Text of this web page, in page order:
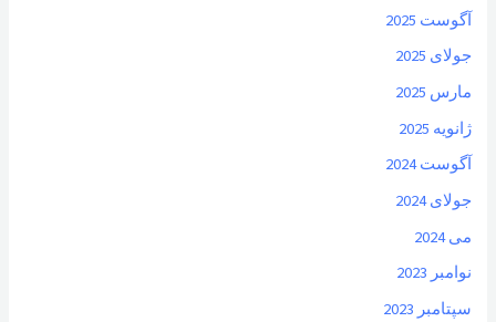
آگوست 2025
جولای 2025
مارس 2025
ژانویه 2025
آگوست 2024
جولای 2024
می 2024
نوامبر 2023
سپتامبر 2023